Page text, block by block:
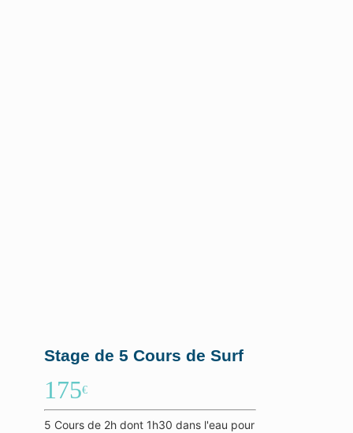
Stage de 5 Cours de Surf
175€
5 Cours de 2h dont 1h30 dans l'eau pour